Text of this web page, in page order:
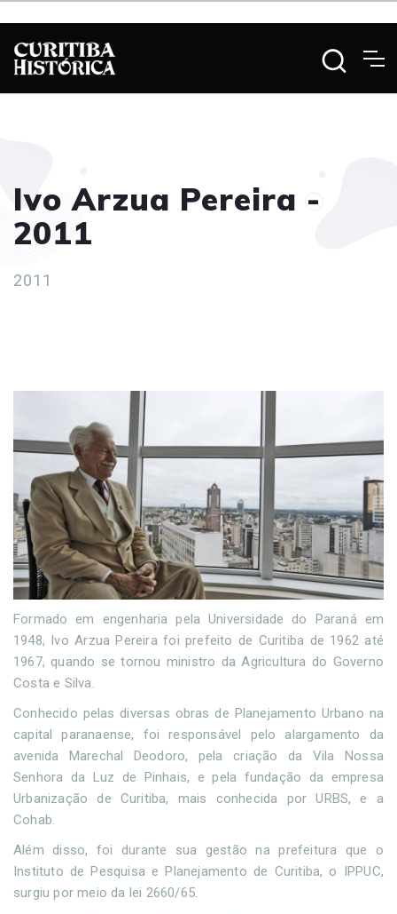
Ivo Arzua Pereira -
2011
2011
Formado em engenharia pela Universidade do Paraná em
1948, Ivo Arzua Pereira foi prefeito de Curitiba de 1962 até
1967, quando se tornou ministro da Agricultura do Governo
Costa e Silva.
Conhecido pelas diversas obras de Planejamento Urbano na
capital paranaense, foi responsável pelo alargamento da
avenida Marechal Deodoro, pela criação da Vila Nossa
Senhora da Luz de Pinhais, e pela fundação da empresa
Urbanização de Curitiba, mais conhecida por URBS, e a
Cohab.
Além disso, foi durante sua gestão na prefeitura que o
Instituto de Pesquisa e Planejamento de Curitiba, o IPPUC,
surgiu por meio da lei 2660/65.